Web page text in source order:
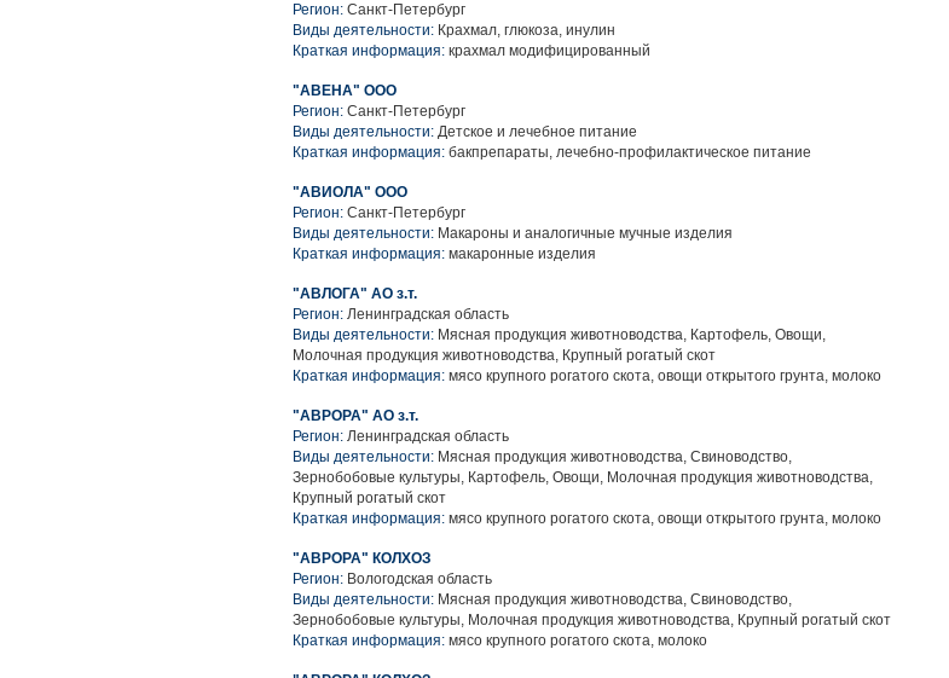
Регион: Санкт-Петербург
Виды деятельности: Крахмал, глюкоза, инулин
Краткая информация: крахмал модифицированный
"АВЕНА" ООО
Регион: Санкт-Петербург
Виды деятельности: Детское и лечебное питание
Краткая информация: бакпрепараты, лечебно-профилактическое питание
"АВИОЛА" ООО
Регион: Санкт-Петербург
Виды деятельности: Макароны и аналогичные мучные изделия
Краткая информация: макаронные изделия
"АВЛОГА" АО з.т.
Регион: Ленинградская область
Виды деятельности: Мясная продукция животноводства, Картофель, Овощи,
Молочная продукция животноводства, Крупный рогатый скот
Краткая информация: мясо крупного рогатого скота, овощи открытого грунта, молоко
"АВРОРА" АО з.т.
Регион: Ленинградская область
Виды деятельности: Мясная продукция животноводства, Свиноводство,
Зернобобовые культуры, Картофель, Овощи, Молочная продукция животноводства,
Крупный рогатый скот
Краткая информация: мясо крупного рогатого скота, овощи открытого грунта, молоко
"АВРОРА" КОЛХОЗ
Регион: Вологодская область
Виды деятельности: Мясная продукция животноводства, Свиноводство,
Зернобобовые культуры, Молочная продукция животноводства, Крупный рогатый скот
Краткая информация: мясо крупного рогатого скота, молоко